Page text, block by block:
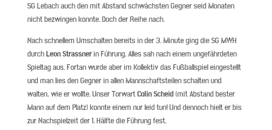
SG Lebach auch den mit Abstand schwächsten Gegner seid Monaten
nicht bezwingen konnte. Doch der Reihe nach.
Nach schnellem Umschalten bereits in der 3. Minute ging die SG MWH
durchLeon Strassnerin Führung. Alles sah nach einem ungefährdeten
Spieltag aus. Fortan wurde aber im Kollektiv das Fußballspiel eingestellt
und man lies den Gegner in allen Mannschaftsteilen schalten und
walten, wie er wollte. Unser TorwartColin Scheid(mit Abstand bester
Mann auf dem Platz) konnte einem nur leid tun! Und dennoch hielt er bis
zur Nachspielzeit der 1. Hälfte die Führung fest.